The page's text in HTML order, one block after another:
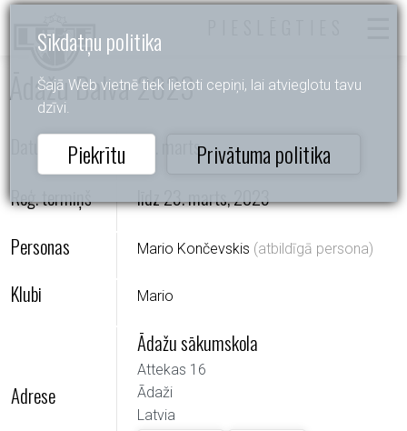
Sīkdatņu politika
Šajā Web vietnē tiek lietoti cepiņi, lai atvieglotu tavu
dzīvi.
Piekrītu Privātuma politika
Ādažu Balva 2023
Datums
25. marts
Reģ. termiņš
līdz 23. marts, 2023
Personas
Mario Končevskis (atbildīgā persona)
Klubi Mario
Adrese
Ādažu sākumskola
Attekas 16
Ādaži
Latvia